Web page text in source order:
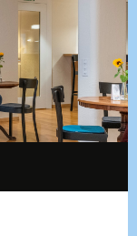
–
FÜR ALLE